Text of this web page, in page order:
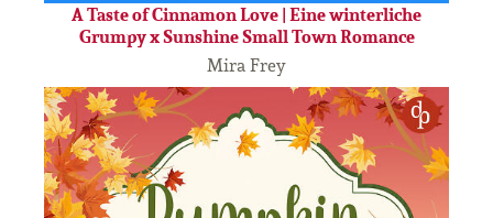
A Taste of Cinnamon Love | Eine winterliche
Grumpy x Sunshine Small Town Romance
Mira Frey